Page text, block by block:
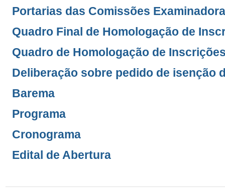
Portarias das Comissões
Quadro Final de Homologação de
Quadro de Homologação de
Deliberação sobre pedido de isenção
Barema
Programa
Cronograma
Edital de Abertura